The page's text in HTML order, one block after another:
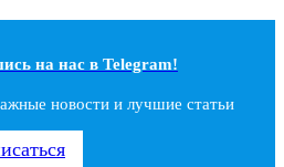
на наc в Telegram!
новости и лучшие статьи